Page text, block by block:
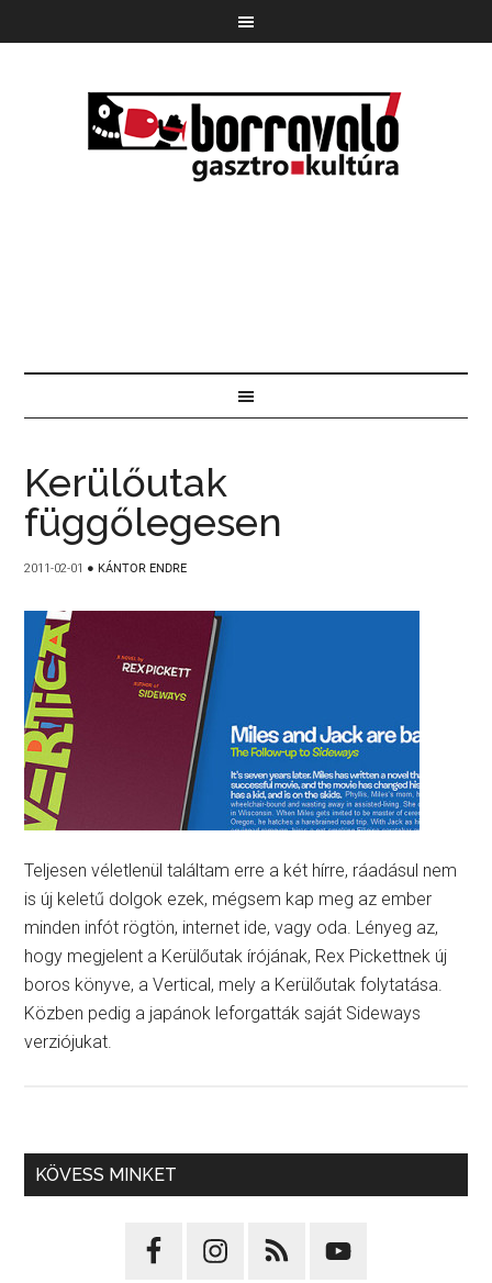
Kerülőutak
függőlegesen
2011-02-01 ● KÁNTOR ENDRE
Teljesen véletlenül találtam erre a két hírre, ráadásul nem
is új keletű dolgok ezek, mégsem kap meg az ember
minden infót rögtön, internet ide, vagy oda. Lényeg az,
hogy megjelent a Kerülőutak írójának, Rex Pickettnek új
boros könyve, a Vertical, mely a Kerülőutak folytatása.
Közben pedig a japánok leforgatták saját Sideways
verziójukat.
KÖVESS MINKET